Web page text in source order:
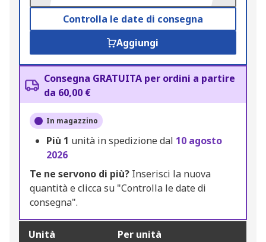
Controlla le date di consegna
Aggiungi
Consegna GRATUITA per ordini a partire
da 60,00 €
In magazzino
Più 1 unità in spedizione dal 10 agosto
2026
Te ne servono di più? Inserisci la nuova
quantità e clicca su "Controlla le date di
consegna".
Unità Per unità